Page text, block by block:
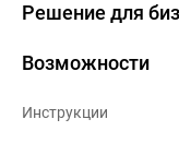
Решение для
Возможности
Инструкции